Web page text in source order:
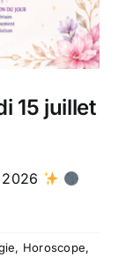
15 juillet
, Horoscope,